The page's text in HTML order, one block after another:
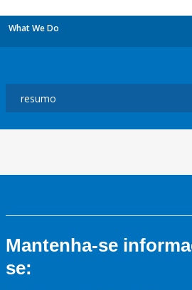
What We Do
Mantenha-se
se: